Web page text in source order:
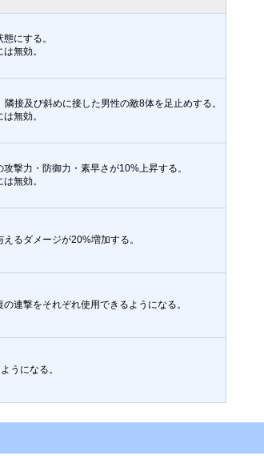
にする。
無効。
接及び斜めに接した男性の敵8体を足止めする。
無効。
撃力・防御力・素早さが10%上昇する。
無効。
るダメージが20%増加する。
連撃をそれぞれ使用できるようになる。
うになる。